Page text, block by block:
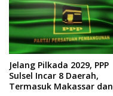
Jelang Pilkada 2029, PPP
Sulsel Incar 8 Daerah,
Termasuk Makassar dan